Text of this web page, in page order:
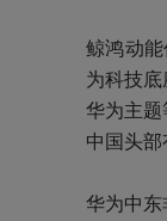
鲸鸿动
为科技
华为主题
中国头
华为中东